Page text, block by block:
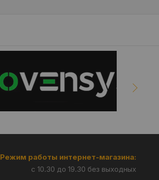
Режим работы интернет-магазина:
с 10.30 до 19.30 без выходных